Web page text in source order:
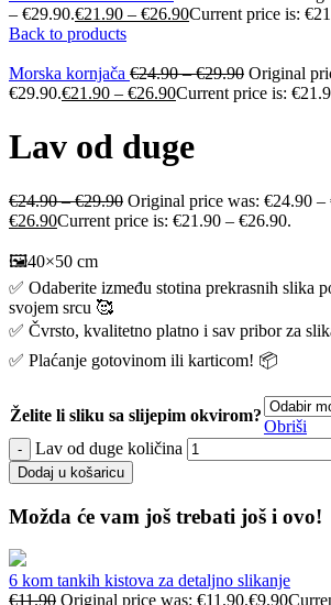
– €29.90.€21.90 – €26.90Current price is:
Back to products
Morska kornjača €24.90–€29.90 Original
€29.90.€21.90 – €26.90Current price is:
Lav od duge
€24.90–€29.90 Original price was: €24.90 –
€26.90Current price is: €21.90 – €26.90.
🖼️40×50 cm
✅ Odaberite između stotina prekrasnih slika
svojem srcu 🥰
✅ Čvrsto, kvalitetno platno i sav pribor za
✅ Plaćanje gotovinom ili karticom! 📦
Želite li sliku sa slijepim okvirom?
Obriši
Lav od duge količina
Dodaj u košaricu
Možda će vam još trebati još i ovo!
6 kom tankih kistova za detaljno slikanje
€11.90 Original price was: €11.90.€9.90